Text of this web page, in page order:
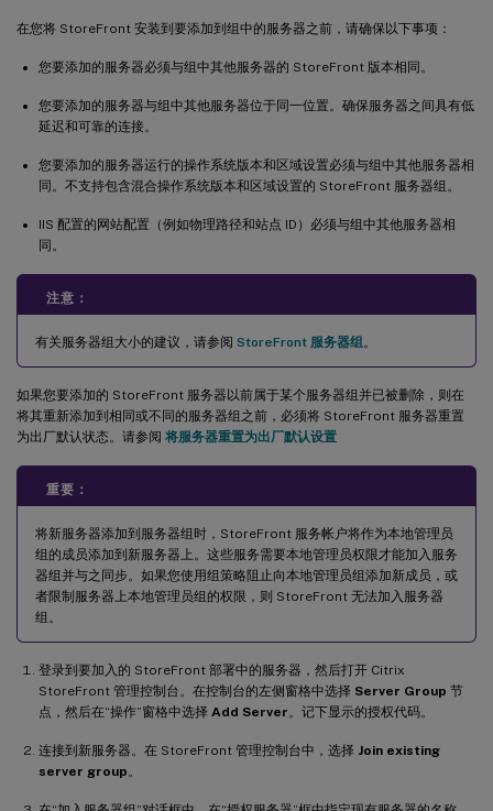
在您将 StoreFront 安装到要添加到组中的服务器之前，请确保以下事项：
您要添加的服务器必须与组中其他服务器的 StoreFront 版本相同。
您要添加的服务器与组中其他服务器位于同一位置。确保服务器之间具有低
延迟和可靠的连接。
您要添加的服务器运行的操作系统版本和区域设置必须与组中其他服务器相
同。不支持包含混合操作系统版本和区域设置的 StoreFront 服务器组。
IIS 配置的网站配置（例如物理路径和站点 ID）必须与组中其他服务器相
同。
注意：
有关服务器组大小的建议，请参阅 StoreFront 服务器组 。
如果您要添加的 StoreFront 服务器以前属于某个服务器组并已被删除，则在
将其重新添加到相同或不同的服务器组之前，必须将 StoreFront 服务器重置
为出厂默认状态。请参阅 将服务器重置为出厂默认设置
重要：
将新服务器添加到服务器组时，StoreFront 服务帐户将作为本地管理员
组的成员添加到新服务器上。这些服务需要本地管理员权限才能加入服务
器组并与之同步。如果您使用组策略阻止向本地管理员组添加新成员，或
者限制服务器上本地管理员组的权限，则 StoreFront 无法加入服务器
组。
登录到要加入的 StoreFront 部署中的服务器，然后打开 Citrix
StoreFront 管理控制台。在控制台的左侧窗格中选择 Server Group 节
点，然后在“操作”窗格中选择 Add Server 。记下显示的授权代码。
连接到新服务器。在 StoreFront 管理控制台中，选择 Join existing
server group 。